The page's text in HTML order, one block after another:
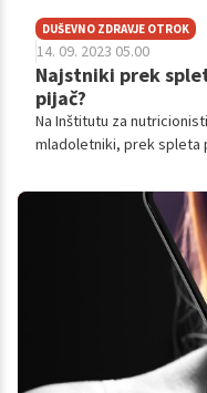
DUŠEVNO ZDRAVJE OTROK
14. 09. 2023 05.00
Najstniki prek
pijač?
Na Inštitutu za
mladoletniki, prek spleta